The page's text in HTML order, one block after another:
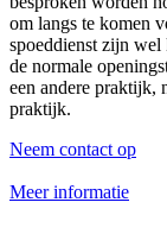
om langs te komen
spoeddienst zijn wel
de normale
een andere praktijk,
praktijk.
Neem contact op
Meer informatie